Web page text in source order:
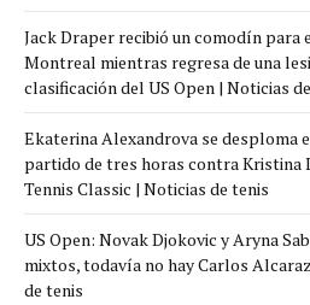
Jack Draper recibió un comodín para
Montreal mientras regresa de una
clasificación del US Open | Noticias
Ekaterina Alexandrova se desploma
partido de tres horas contra Kristina
Tennis Classic | Noticias de tenis
US Open: Novak Djokovic y Aryna
mixtos, todavía no hay Carlos
de tenis